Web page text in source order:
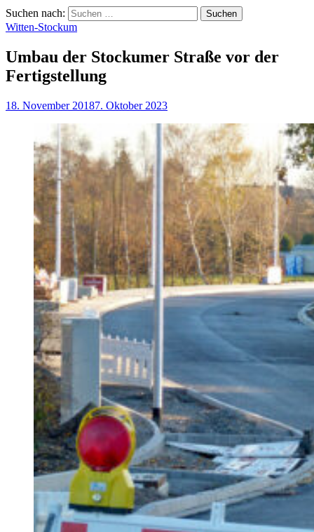
Suchen nach:
Witten-Stockum
Umbau der Stockumer Straße vor der
Fertigstellung
18. November 20187. Oktober 2023